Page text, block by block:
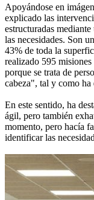
Apoyándose en
explicado las
estructuradas
las necesidades. Son
43% de toda la
realizado 595
porque se trata de
cabeza", tal y como
En este sentido, ha
ágil, pero también
momento, pero hacía
identificar las